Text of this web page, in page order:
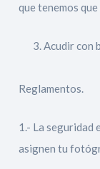
que tenemos
Acudir con
Reglamentos.
1.- La seguridad
asignen tu